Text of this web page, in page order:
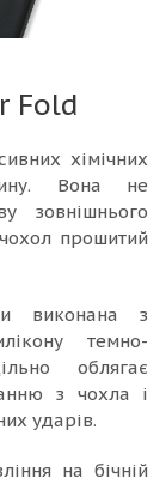
Fold
хімічних
Вона не
зовнішнього
прошитий
виконана з
темно-
облягає
з чохла і
ударів.
на бічній